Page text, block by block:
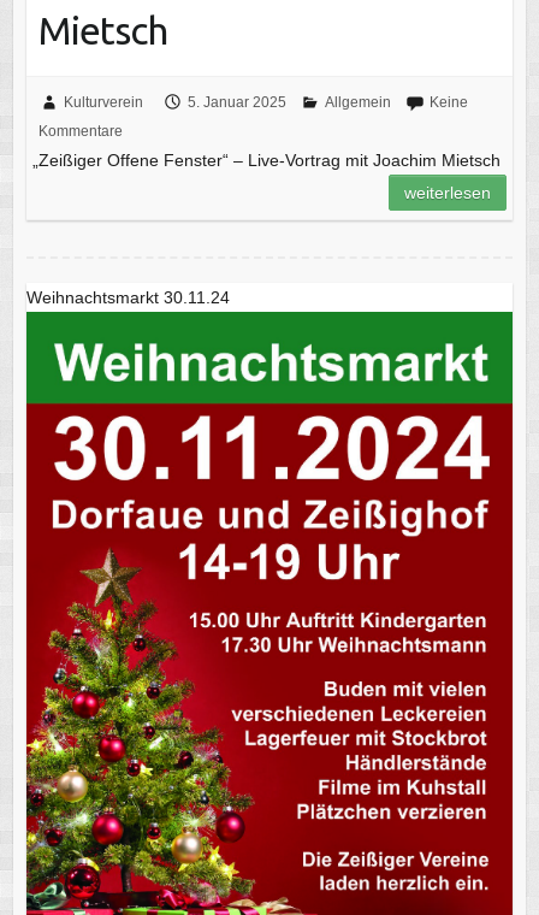
Mietsch
Kulturverein 5. Januar 2025 Allgemein
Keine
Kommentare
„Zeißiger Offene Fenster“ – Live-Vortrag mit Joachim Mietsch
weiterlesen
Weihnachtsmarkt 30.11.24